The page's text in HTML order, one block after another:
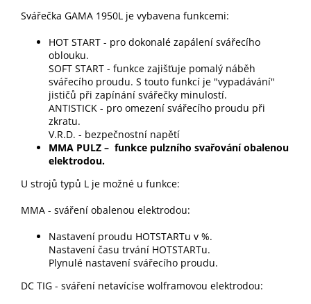
Svářečka GAMA 1950L je vybavena funkcemi:
HOT START - pro dokonalé zapálení svářecího
oblouku.
SOFT START - funkce zajišťuje pomalý náběh
svářecího proudu. S touto funkcí je "vypadávání"
jističů při zapínání svářečky minulostí.
ANTISTICK - pro omezení svářecího proudu při
zkratu.
V.R.D. - bezpečnostní napětí
MMA PULZ – funkce pulzního svařování obalenou
elektrodou.
U strojů typů L je možné u funkce:
MMA - sváření obalenou elektrodou:
Nastavení proudu HOTSTARTu v %.
Nastavení času trvání HOTSTARTu.
Plynulé nastavení svářecího proudu.
DC TIG - sváření netavícíse wolframovou elektrodou: